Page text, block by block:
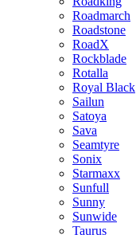
Roadmarch
Roadstone
RoadX
Rockblade
Rotalla
Royal Black
Sailun
Satoya
Sava
Seamtyre
Sonix
Starmaxx
Sunfull
Sunny
Sunwide
Taurus